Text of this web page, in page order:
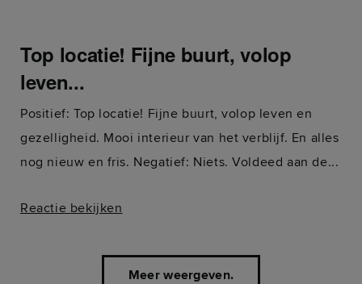
Top locatie! Fijne buurt, volop
leven...
Positief: Top locatie! Fijne buurt, volop leven en
gezelligheid. Mooi interieur van het verblijf. En alles
nog nieuw en fris. Negatief: Niets. Voldeed aan de...
Reactie bekijken
Meer weergeven.